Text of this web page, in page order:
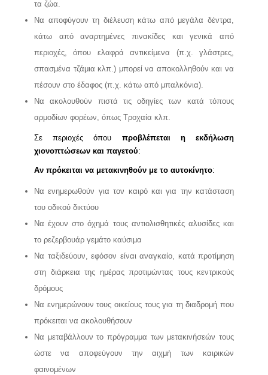
τα ζώα.
Να αποφύγουν τη διέλευση κάτω από μεγάλα δέντρα,
κάτω από αναρτημένες πινακίδες και γενικά από
περιοχές, όπου ελαφρά αντικείμενα (π.χ. γλάστρες,
σπασμένα τζάμια κλπ.) μπορεί να αποκολληθούν και να
πέσουν στο έδαφος (π.χ. κάτω από μπαλκόνια).
Να ακολουθούν πιστά τις οδηγίες των κατά τόπους
αρμοδίων φορέων, όπως Τροχαία κλπ.
Σε περιοχές όπου προβλέπεται η εκδήλωση
χιονοπτώσεων και παγετού:
Αν πρόκειται να μετακινηθούν με το αυτοκίνητο:
Να ενημερωθούν για τον καιρό και για την κατάσταση
του οδικού δικτύου
Να έχουν στο όχημά τους αντιολισθητικές αλυσίδες και
το ρεζερβουάρ γεμάτο καύσιμα
Να ταξιδεύουν, εφόσον είναι αναγκαίο, κατά προτίμηση
στη διάρκεια της ημέρας προτιμώντας τους κεντρικούς
δρόμους
Να ενημερώνουν τους οικείους τους για τη διαδρομή που
πρόκειται να ακολουθήσουν
Να μεταβάλλουν το πρόγραμμα των μετακινήσεών τους
ώστε να αποφεύγουν την αιχμή των καιρικών
φαινομένων